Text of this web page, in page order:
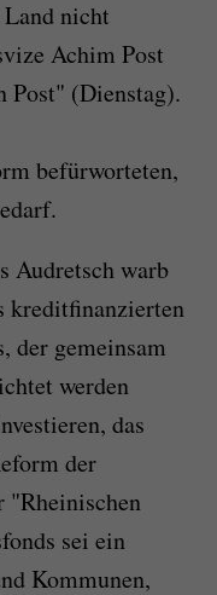
nicht
Achim Post
Post" (Dienstag).
befürworteten,
Audretsch warb
kreditfinanzierten
der gemeinsam
werden
das
der
"Rheinischen
sei ein
Kommunen,